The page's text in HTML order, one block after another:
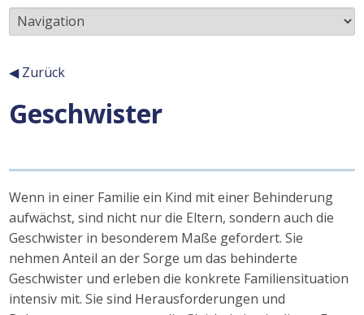
Unterseiten
◀ Zurück
Inhalt
Geschwister
Wenn in einer Familie ein Kind mit einer Behinderung
aufwächst, sind nicht nur die Eltern, sondern auch die
Geschwister in besonderem Maße gefordert. Sie
nehmen Anteil an der Sorge um das behinderte
Geschwister und erleben die konkrete Familiensituation
intensiv mit. Sie sind Herausforderungen und